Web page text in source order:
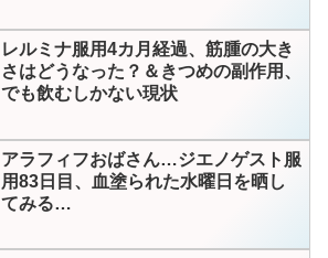
レルミナ服用4カ月経過、筋腫の大き
さはどうなった？＆きつめの副作用、
でも飲むしかない現状
アラフィフおばさん…ジエノゲスト服
用83日目、血塗られた水曜日を晒し
てみる…